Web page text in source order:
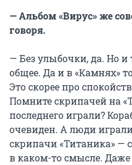
— Альбом «Вирус» же
говоря.
— Без улыбочки, да. Но и
общее. Да и в «Камнях»
Это скорее про
Помните скрипачей на
последнего играли?
очевиден. А люди
скрипачи «Титаника»
в каком-то смысле.